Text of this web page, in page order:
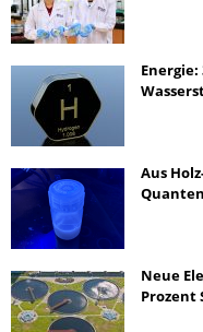
Aus
Neue
Prozent